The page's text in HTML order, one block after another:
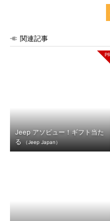
関連記事
Jeep アソビュー！ギフト当た
る
（Jeep Japan）